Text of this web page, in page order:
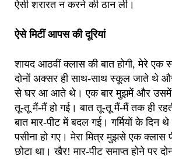
ऐसी शरारत न करने की ठान ली।
ऐसे मिटीं आपस की दूरियां
शायद आठवीं क्लास की बात होगी, मेरे एक
दोनों अक्सर ही साथ-साथ स्कूल जाते थे
से घर आ आते थे। एक बार मुझमें और उसमें
तू-तू मैं-मैं हो गई। बात तू-तू मैं-मैं तक ही
बात मार-पीट में बदल गई। गर्मियों के दिन थे
पसीना हो गए। मेरा मित्र मुझसे एक क्लास
छोटा था। खैर! मार-पीट समाप्त होने पर